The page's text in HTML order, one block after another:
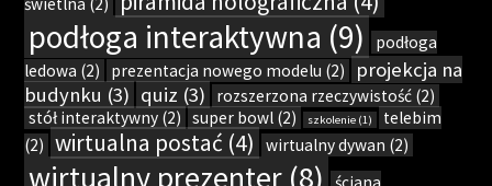
podłoga interaktywna (9)
podłoga
ledowa (2) prezentacja nowego modelu (2)
projekcja na
budynku (3) quiz (3) rozszerzona rzeczywistość (2)
stół interaktywny (2) super bowl (2) szkolenie (1)
telebim
(2) wirtualna postać (4) wirtualny dywan (2)
wirtualny prezenter (8)